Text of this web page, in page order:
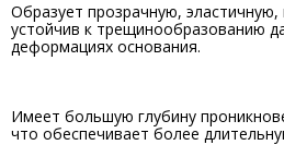
Образует прозрачную, эластичную,
устойчив к трещинообразованию
деформациях основания.
Имеет большую глубину
что обеспечивает более